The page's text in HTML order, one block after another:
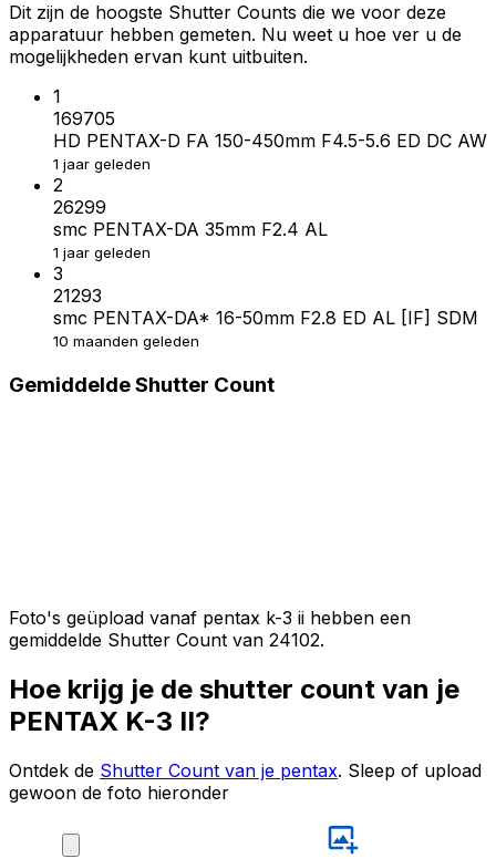
Dit zijn de hoogste Shutter Counts die we voor deze
apparatuur hebben gemeten. Nu weet u hoe ver u de
mogelijkheden ervan kunt uitbuiten.
1
169705
HD PENTAX-D FA 150-450mm F4.5-5.6 ED DC AW
1 jaar geleden
2
26299
smc PENTAX-DA 35mm F2.4 AL
1 jaar geleden
3
21293
smc PENTAX-DA* 16-50mm F2.8 ED AL [IF] SDM
10 maanden geleden
Gemiddelde Shutter Count
Foto's geüpload vanaf pentax k-3 ii hebben een
gemiddelde Shutter Count van 24102.
Hoe krijg je de shutter count van je
PENTAX K-3 II?
Ontdek de Shutter Count van je pentax. Sleep of upload
gewoon de foto hieronder